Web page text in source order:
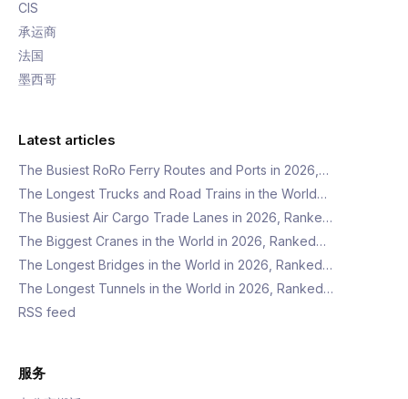
CIS
承运商
法国
墨西哥
Latest articles
The Busiest RoRo Ferry Routes and Ports in 2026,…
The Longest Trucks and Road Trains in the World…
The Busiest Air Cargo Trade Lanes in 2026, Ranke…
The Biggest Cranes in the World in 2026, Ranked…
The Longest Bridges in the World in 2026, Ranked…
The Longest Tunnels in the World in 2026, Ranked…
RSS feed
服务